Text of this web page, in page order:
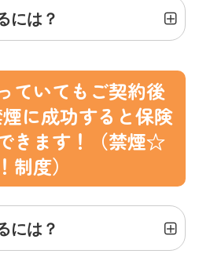
には？
ていてもご契約後
に成功すると保険
きます！（禁煙☆
制度）
には？